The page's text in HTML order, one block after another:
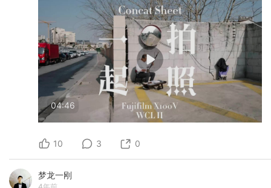
04:46
10 3 0
梦龙一刚